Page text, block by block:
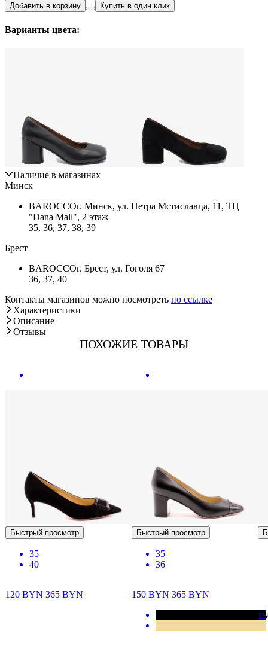
Добавить в корзину Купить в один клик
Варианты цвета:
Наличие в магазинах
Минск
BAROCCOг. Минск, ул. Петра Мстиславца, 11, ТЦ
"Dana Mall", 2 этаж
35, 36, 37, 38, 39
Брест
BAROCCOг. Брест, ул. Гоголя 67
36, 37, 40
Контакты магазинов можно посмотреть по ссылке
Характеристики
Описание
Отзывы
ПОХОЖИЕ ТОВАРЫ
Быстрый просмотр
35
40
120 BYN365BYN
Быстрый просмотр
35
36
150 BYN365BYN